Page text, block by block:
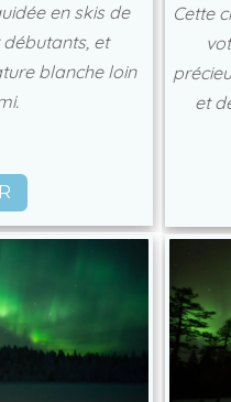
en skis de
et
blanche loin
Cette
et